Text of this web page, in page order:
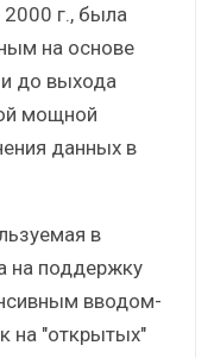
г., была
на основе
до выхода
мощной
данных в
в
на поддержку
вводом-
на "открытых"